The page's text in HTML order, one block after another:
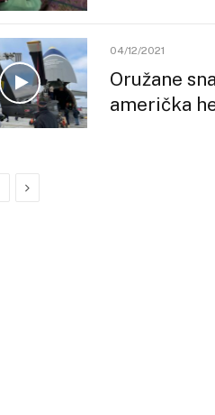
04/12/2021
Oružane
američka
Next